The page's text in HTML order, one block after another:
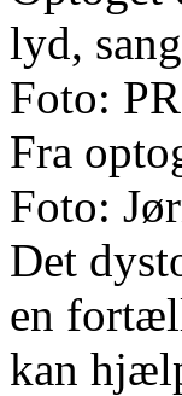
lyd,
Foto:
Fra
Foto:
Det
en
kan